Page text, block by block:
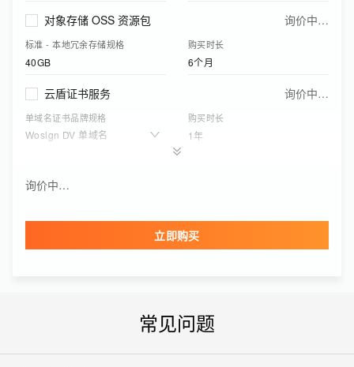
对象存储 OSS 资源包 询价中…
标准 - 本地冗余存储规格
40GB
购买时长
6个月
云盾证书服务 询价中…
单域名证书品牌规格
Wosign DV 单域名
购买时长
1年
版本
10GB 1个月
询价中…
立即购买
常见问题